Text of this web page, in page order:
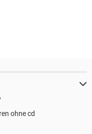
ohne cd